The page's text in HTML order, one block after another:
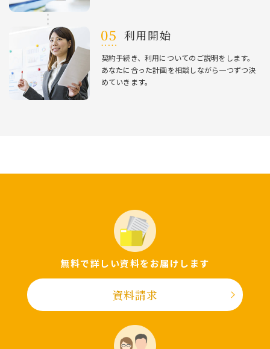
利⽤開始
契約⼿続き、利⽤についてのご説明をします。
あなたに合った計画を相談しながら⼀つずつ決
めていきます。
無料で詳しい資料をお届けします
資料請求